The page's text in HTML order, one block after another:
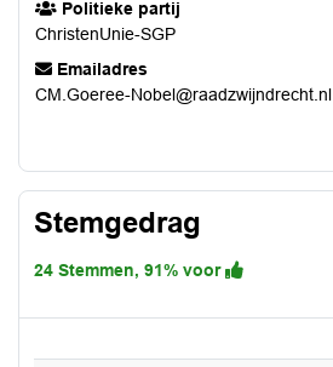
Politieke partij
ChristenUnie-SGP
Emailadres
CM.Goeree-Nobel@raadzwijndrecht.nl
Stemgedrag
24 Stemmen, 91% voor